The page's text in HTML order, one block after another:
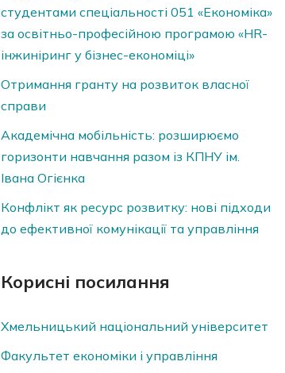
студентами спеціальності 051 «Економіка»
за освітньо-професійною програмою «HR-
інжиніринг у бізнес-економіці»
Отримання гранту на розвиток власної
справи
Академічна мобільність: розширюємо
горизонти навчання разом із КПНУ ім.
Івана Огієнка
Конфлікт як ресурс розвитку: нові підходи
до ефективної комунікації та управління
Корисні посилання
Хмельницький національний університет
Факультет економіки і управління